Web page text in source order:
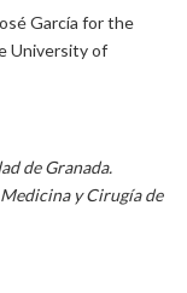
García for the
University of
de Granada.
y Cirugía de